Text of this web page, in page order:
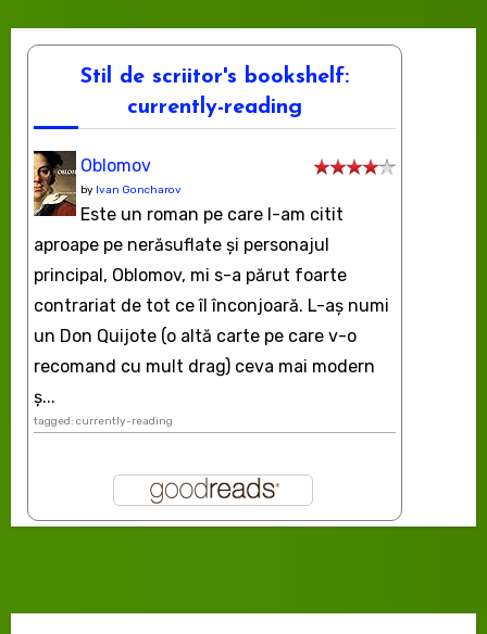
Stil de scriitor's bookshelf:
currently-reading
Oblomov
by Ivan Goncharov
Este un roman pe care l-am citit
aproape pe nerăsuflate şi personajul
principal, Oblomov, mi s-a părut foarte
contrariat de tot ce îl înconjoară. L-aş numi
un Don Quijote (o altă carte pe care v-o
recomand cu mult drag) ceva mai modern
ș...
tagged: currently-reading